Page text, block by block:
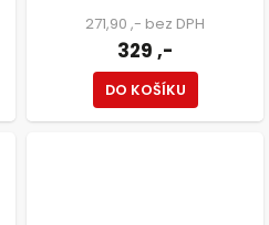
271,90 ,- bez DPH
329 ,-
DO KOŠÍKU